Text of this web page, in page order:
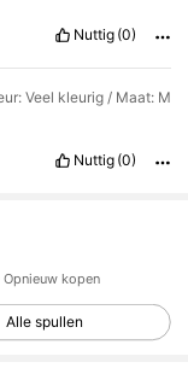
Nuttig (0)
Veel kleurig / Maat: M
Nuttig (0)
Opnieuw kopen
Alle spullen